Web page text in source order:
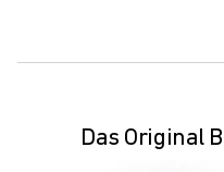
Das Original